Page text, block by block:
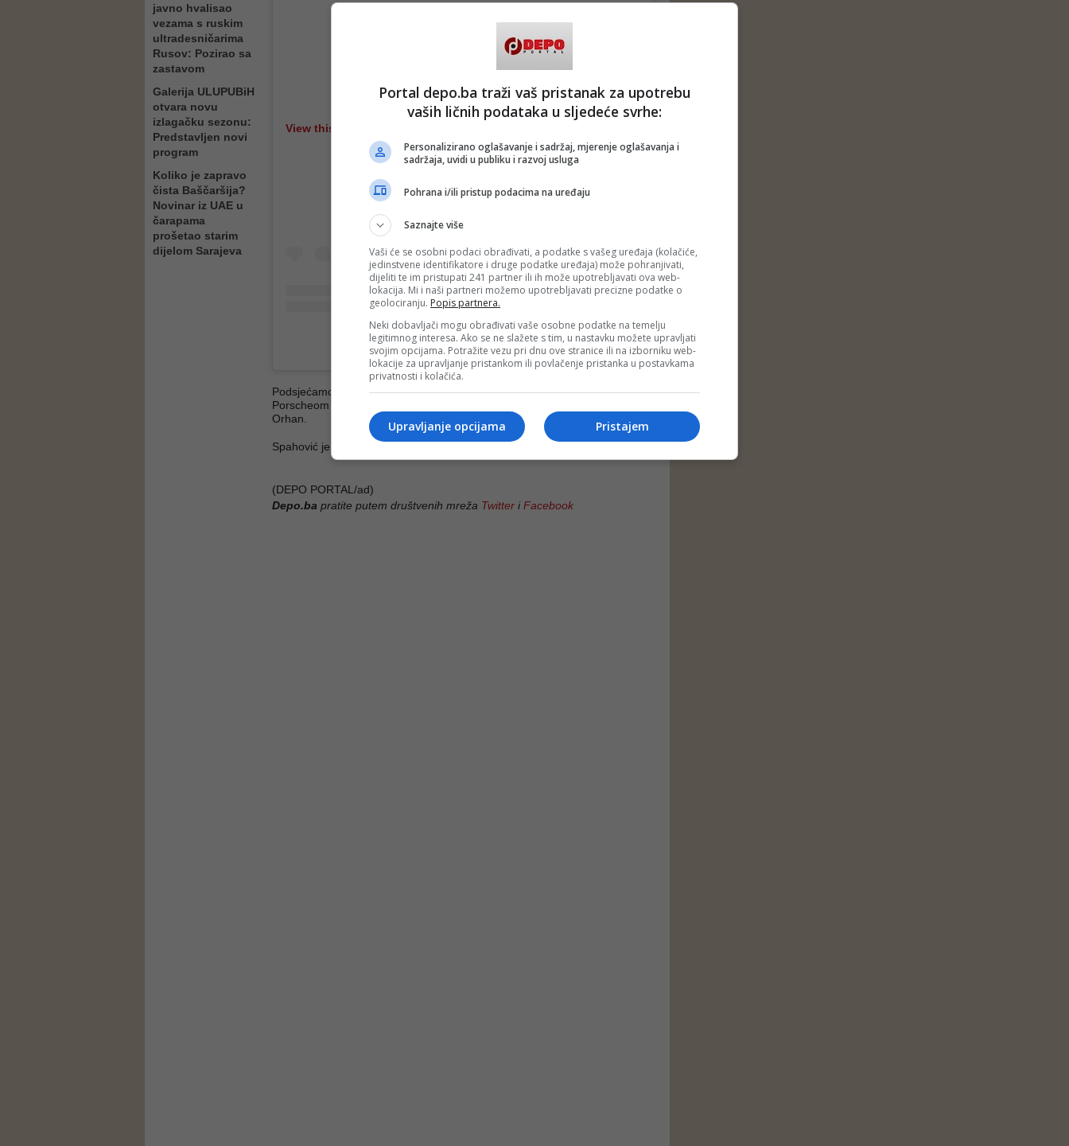
javno hvalisao
vezama s ruskim
ultradesničarima
Rusov: Pozirao sa
zastavom
Galerija ULUPUBiH
otvara novu
izlagačku sezonu:
Predstavljen novi
program
Koliko je zapravo
čista Baščaršija?
Novinar iz UAE u
čarapama
prošetao starim
dijelom Sarajeva
View this post on Instagram
A post shared by Maëlys de Rudder (@eesh2016)
Podsjećamo, u petak, 11. februara, u večernjim satima, u blizini Drvenije,
Porscheom kojim je upravljao
Orhan.
Spahović je iste večeri uhapšen i predat u nadležnost Tužilaštva KS.
(DEPO PORTAL/ad)
Depo.ba pratite putem društvenih mreža Twitter iFacebook
Portal depo.ba traži vaš pristanak za upotrebu
vaših ličnih podataka u sljedeće svrhe:
Personalizirano oglašavanje i sadržaj, mjerenje oglašavanja i
sadržaja, uvidi u publiku i razvoj usluga
Pohrana i/ili pristup podacima na uređaju
Saznajte više
Vaši će se osobni podaci obrađivati, a podatke s vašeg uređaja (kolačiće,
jedinstvene identifikatore i druge podatke uređaja) može pohranjivati,
dijeliti te im pristupati 241 partner ili ih može upotrebljavati ova web-
lokacija. Mi i naši partneri možemo upotrebljavati precizne podatke o
geolociranju. Popis partnera.
Neki dobavljači mogu obrađivati vaše osobne podatke na temelju
legitimnog interesa. Ako se ne slažete s tim, u nastavku možete upravljati
svojim opcijama. Potražite vezu pri dnu ove stranice ili na izborniku web-
lokacije za upravljanje pristankom ili povlačenje pristanka u postavkama
privatnosti i kolačića.
Pristajem
Upravljanje opcijama